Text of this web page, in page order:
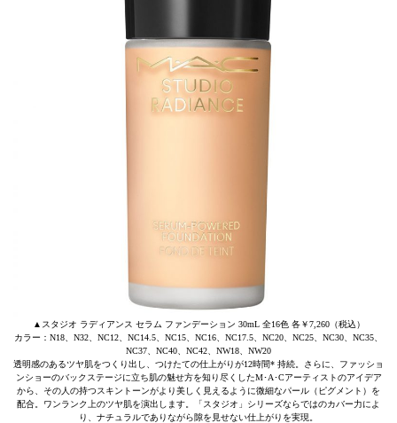
▲スタジオ ラディアンス セラム ファンデーション 30mL 全16色 各￥7,260（税込）
カラー：N18、N32、NC12、NC14.5、NC15、NC16、NC17.5、NC20、NC25、NC30、NC35、
NC37、NC40、NC42、NW18、NW20
透明感のあるツヤ肌をつくり出し、つけたての仕上がりが12時間* 持続。さらに、ファッショ
ンショーのバックステージに立ち肌の魅せ方を知り尽くしたM･A･Cアーティストのアイデア
から、その人の持つスキントーンがより美しく見えるように微細なパール（ピグメント）を
配合。ワンランク上のツヤ肌を演出します。「スタジオ」シリーズならではのカバー力によ
り、ナチュラルでありながら隙を見せない仕上がりを実現。